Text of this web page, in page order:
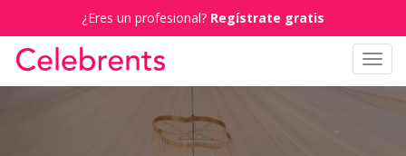
¿Eres un profesional? Regístrate gratis